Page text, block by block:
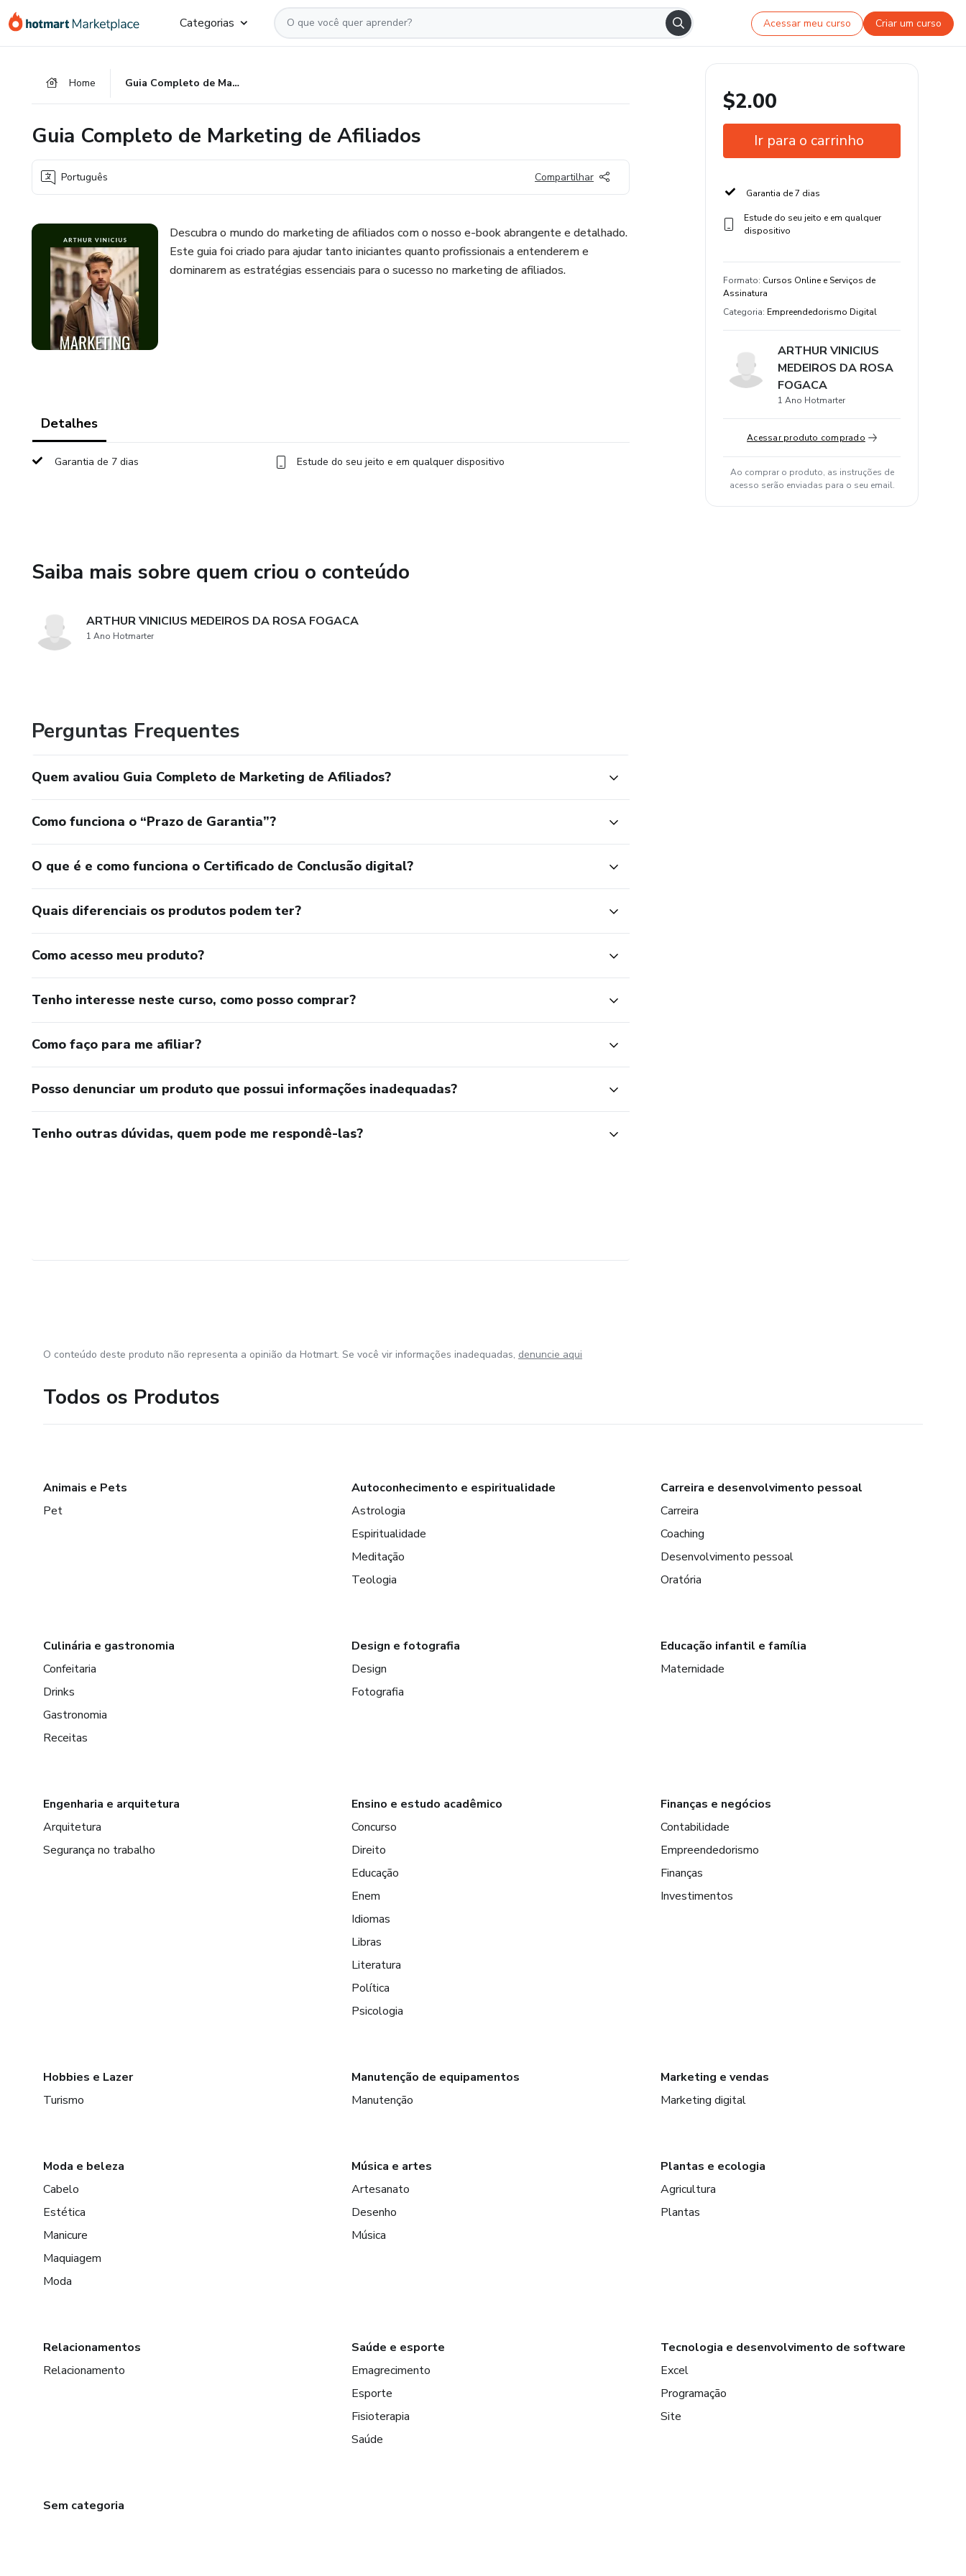
para
para
para
Categorias Acessar meu curso Criar um curso
Home Guia Completo de Marketing de Afiliados
Guia Completo de Marketing de Afiliados
Português Compartilhar
Descubra o mundo do marketing de afiliados com o nosso e-book abrangente e detalhado.
Este guia foi criado para ajudar tanto iniciantes quanto profissionais a entenderem e
dominarem as estratégias essenciais para o sucesso no marketing de afiliados.
Detalhes
Garantia de 7 dias Estude do seu jeito e em qualquer dispositivo
Saiba mais sobre quem criou o conteúdo
ARTHUR VINICIUS MEDEIROS DA ROSA FOGACA
1 Ano Hotmarter
Perguntas Frequentes
Quem avaliou Guia Completo de Marketing de Afiliados?
Como funciona o “Prazo de Garantia”?
O que é e como funciona o Certificado de Conclusão digital?
Quais diferenciais os produtos podem ter?
Como acesso meu produto?
Tenho interesse neste curso, como posso comprar?
Como faço para me afiliar?
Posso denunciar um produto que possui informações inadequadas?
Tenho outras dúvidas, quem pode me respondê-las?
$2.00
Ir para o carrinho
Garantia de 7 dias
Estude do seu jeito e em qualquer
dispositivo
Formato: Cursos Online e Serviços de
Assinatura
Categoria: Empreendedorismo Digital
ARTHUR VINICIUS
MEDEIROS DA ROSA
FOGACA
1 Ano Hotmarter
Acessar produto comprado
Ao comprar o produto, as instruções de
acesso serão enviadas para o seu email.
O conteúdo deste produto não representa a opinião da Hotmart. Se você vir informações inadequadas, denuncie aqui
Todos os Produtos
Animais e Pets
Pet
Autoconhecimento e espiritualidade
Astrologia
Espiritualidade
Meditação
Teologia
Carreira e desenvolvimento pessoal
Carreira
Coaching
Desenvolvimento pessoal
Oratória
Culinária e gastronomia
Confeitaria
Drinks
Gastronomia
Receitas
Design e fotografia
Design
Fotografia
Educação infantil e família
Maternidade
Engenharia e arquitetura
Arquitetura
Segurança no trabalho
Ensino e estudo acadêmico
Concurso
Direito
Educação
Enem
Idiomas
Libras
Literatura
Política
Psicologia
Finanças e negócios
Contabilidade
Empreendedorismo
Finanças
Investimentos
Hobbies e Lazer
Turismo
Manutenção de equipamentos
Manutenção
Marketing e vendas
Marketing digital
Moda e beleza
Cabelo
Estética
Manicure
Maquiagem
Moda
Música e artes
Artesanato
Desenho
Música
Plantas e ecologia
Agricultura
Plantas
Relacionamentos
Relacionamento
Saúde e esporte
Emagrecimento
Esporte
Fisioterapia
Saúde
Tecnologia e desenvolvimento de software
Excel
Programação
Site
Sem categoria